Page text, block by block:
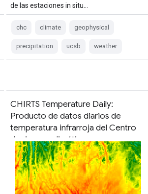
de las estaciones in situ…
chc climate geophysical
precipitation ucsb weather
CHIRTS Temperature Daily:
Producto de datos diarios de
temperatura infrarroja del Centro
de riesgos climáticos con
estaciones